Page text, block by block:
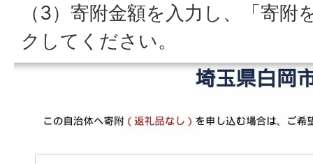
（3）寄附金額を入力し、「寄
クしてください。